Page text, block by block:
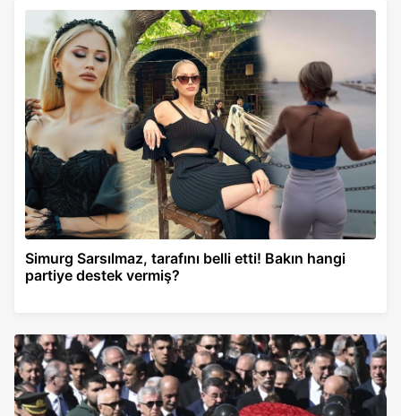
Simurg Sarsılmaz, tarafını belli etti! Bakın hangi
partiye destek vermiş?